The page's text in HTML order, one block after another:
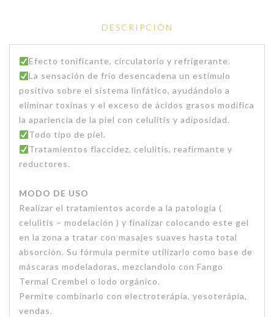
DESCRIPCIÓN
Efecto tonificante, circulatorio y refrigerante.
La sensación de frío desencadena un estímulo
positivo sobre el sistema linfático, ayudándolo a
eliminar toxinas y el exceso de àcidos grasos modifica
la apariencia de la piel con celulítis y adiposidad.
Todo tipo de piel.
Tratamientos flaccidez, celulitis, reafirmante y
reductores.
MODO DE USO
Realizar el tratamientos acorde a la patología (
celulìtis – modelación ) y finalizar colocando este gel
en la zona a tratar con masajes suaves hasta total
absorción. Su fórmula permite utilizarlo como base de
máscaras modeladoras, mezclandolo con Fango
Termal Crembel o lodo orgánico.
Permite combinarlo con electroterápia, yesoterápia,
vendas.